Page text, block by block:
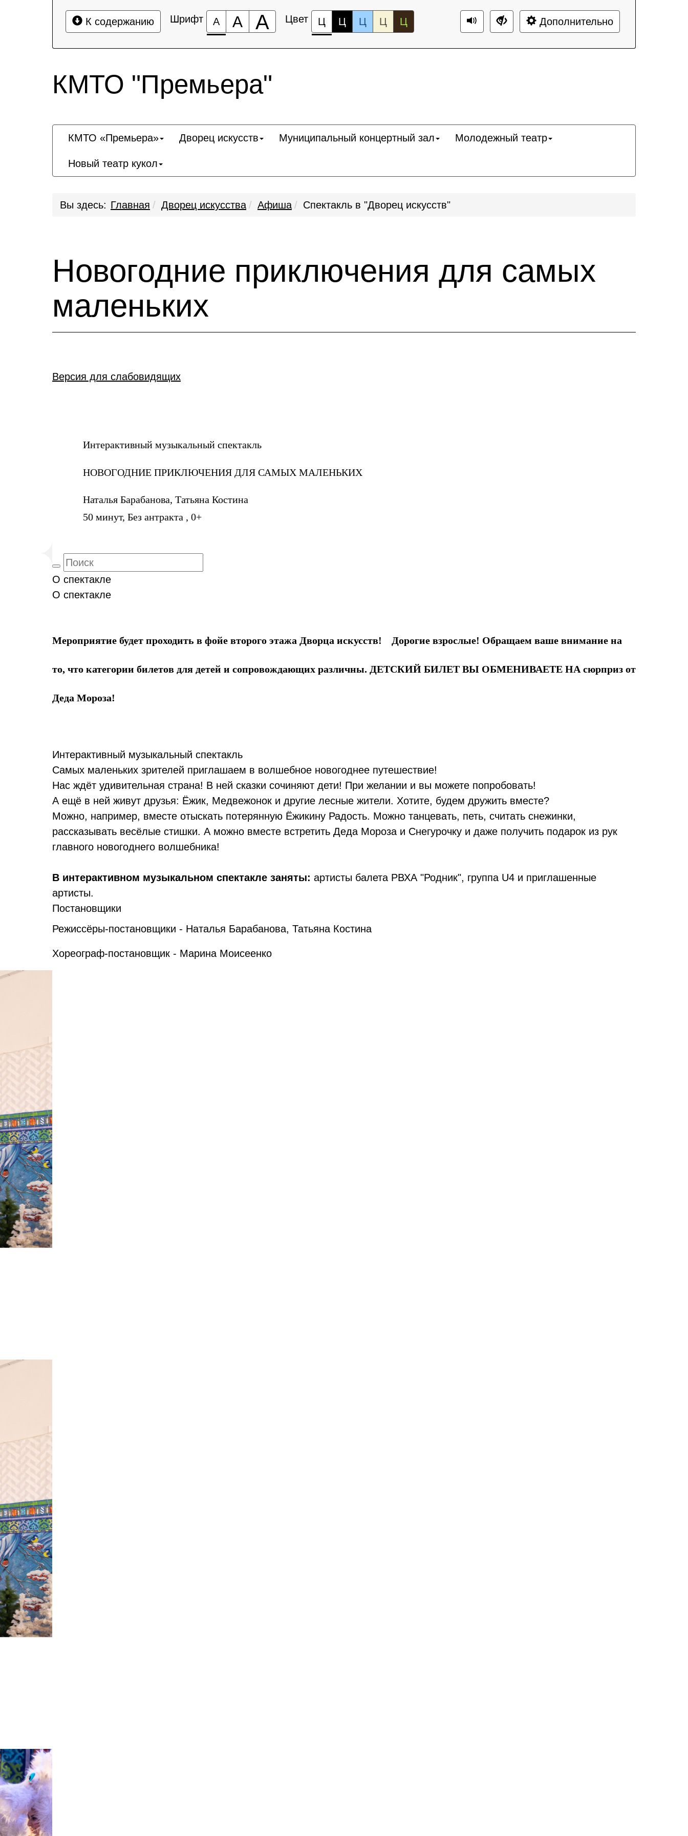
К содержанию Шрифт А А А Цвет Ц Ц Ц Ц Ц Дополнительно
КМТО "Премьера"
КМТО «Премьера» Дворец искусств Муниципальный концертный зал Молодежный театр
Новый театр кукол
Вы здесь: Главная Дворец искусства Афиша Спектакль в "Дворец искусств"
Новогодние приключения для самых
маленьких
Версия для слабовидящих
Интерактивный музыкальный спектакль
НОВОГОДНИЕ ПРИКЛЮЧЕНИЯ ДЛЯ САМЫХ МАЛЕНЬКИХ
Наталья Барабанова, Татьяна Костина
50 минут, Без антракта , 0+
О спектакле
О спектакле
Мероприятие будет проходить в фойе второго этажа Дворца искусств! Дорогие взрослые! Обращаем ваше внимание на
то, что категории билетов для детей и сопровождающих различны. ДЕТСКИЙ БИЛЕТ ВЫ ОБМЕНИВАЕТЕ НА сюрприз от
Деда Мороза!
Интерактивный музыкальный спектакль
Самых маленьких зрителей приглашаем в волшебное новогоднее путешествие!
Нас ждёт удивительная страна! В ней сказки сочиняют дети! При желании и вы можете попробовать!
А ещё в ней живут друзья: Ёжик, Медвежонок и другие лесные жители. Хотите, будем дружить вместе?
Можно, например, вместе отыскать потерянную Ёжикину Радость. Можно танцевать, петь, считать снежинки,
рассказывать весёлые стишки. А можно вместе встретить Деда Мороза и Снегурочку и даже получить подарок из рук
главного новогоднего волшебника!
В интерактивном музыкальном спектакле заняты: артисты балета РВХА "Родник", группа U4 и приглашенные
артисты.
Постановщики
Режиссёры-постановщики - Наталья Барабанова, Татьяна Костина
Хореограф-постановщик - Марина Моисеенко